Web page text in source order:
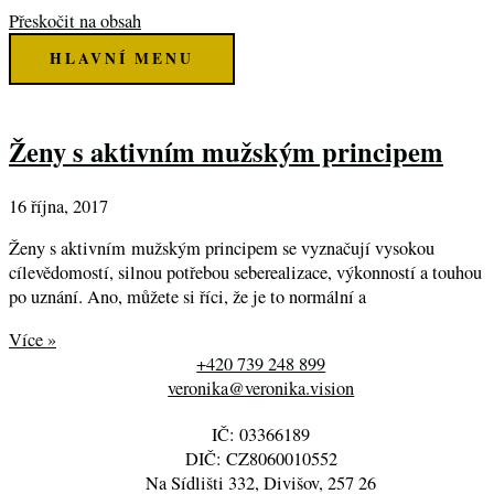
Přeskočit na obsah
HLAVNÍ MENU
Ženy s aktivním mužským principem
16 října, 2017
Ženy s aktivním mužským principem se vyznačují vysokou
cílevědomostí, silnou potřebou seberealizace, výkonností a touhou
po uznání. Ano, můžete si říci, že je to normální a
Více »
+420 739 248 899
veronika@veronika.vision
IČ: 03366189
DIČ: CZ8060010552
Na Sídlišti 332, Divišov, 257 26